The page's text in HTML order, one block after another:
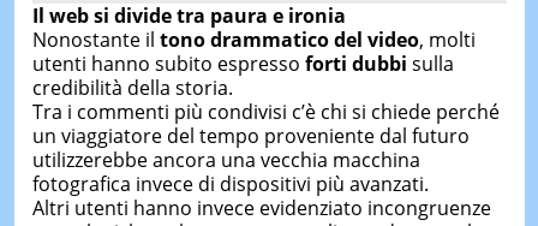
Il web si divide tra paura e ironia
Nonostante il tono drammatico del video, molti
utenti hanno subito espresso forti dubbi sulla
credibilità della storia.
Tra i commenti più condivisi c’è chi si chiede perché
un viaggiatore del tempo proveniente dal futuro
utilizzerebbe ancora una vecchia macchina
fotografica invece di dispositivi più avanzati.
Altri utenti hanno invece evidenziato incongruenze